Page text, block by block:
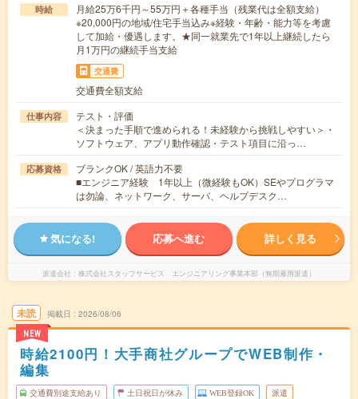
時給
月給25万6千円～55万円＋各種手当（残業代は全額支給）
※20,000円の地域/住宅手当込み※経験・年齢・能力等を考慮
して加給・優遇します。★同一就業先で1年以上継続したら
月1万円の継続手当支給
交通費
交通費全額支給
仕事内容
テスト・評価
＜決まった手順で進められる！未経験から挑戦しやすい＞・
ソフトウェア、アプリ動作確認・テスト項目に沿っ…
応募資格
ブランクOK / 英語力不要
■エンジニア経験 1年以上（微経験もOK）SEやプログラマ
は勿論、ネットワーク、サーバ、ヘルプデスク…
気になる! 応募へ進む 詳しく見る
派遣会社 株式会社スタッフサービス エンジニアリング事業本部（無期雇用派遣）
未読
NEW
掲載日 2026/08/06
時給2100円！大手商社グループでWEB制作・
編集
交通費別途支給あり 土日祝日が休み WEB登録OK 派遣